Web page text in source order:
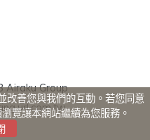
Airaku Group
改善您與我們的互動。若您同意
覽讓本網站繼續為您服務。